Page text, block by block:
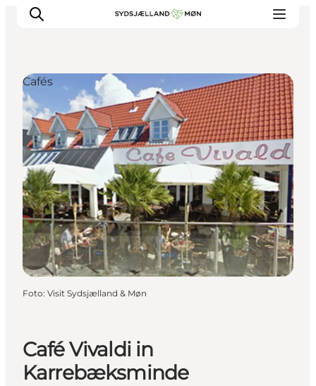
Erleben
Städte und Orte
Events
Essen
Unterkunft
Reise planen
Café Vivaldi in
Karrebæksminde
Cafés
Foto: Visit Sydsjælland & Møn